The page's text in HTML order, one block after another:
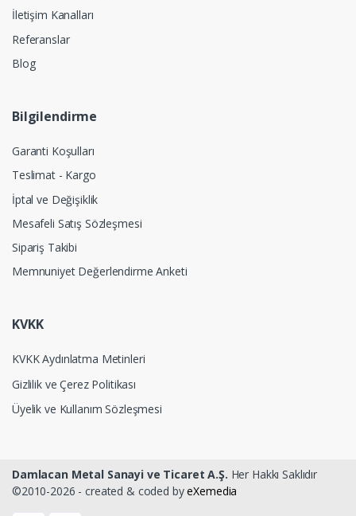
İletişim Kanalları
Referanslar
Blog
Bilgilendirme
Garanti Koşulları
Teslimat - Kargo
İptal ve Değişiklik
Mesafeli Satış Sözleşmesi
Sipariş Takibi
Memnuniyet Değerlendirme Anketi
KVKK
KVKK Aydınlatma Metinleri
Gizlilik ve Çerez Politikası
Üyelik ve Kullanım Sözleşmesi
Damlacan Metal Sanayi ve Ticaret A.Ş. Her Hakkı Saklıdır
©2010-2026 - created & coded byeXemedia